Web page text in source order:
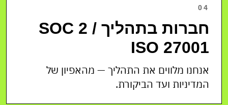
04
חברות בתהליך SOC 2 /
ISO 27001
אנחנו מלווים את התהליך — מהאפיון של
המדיניות ועד הביקורת.